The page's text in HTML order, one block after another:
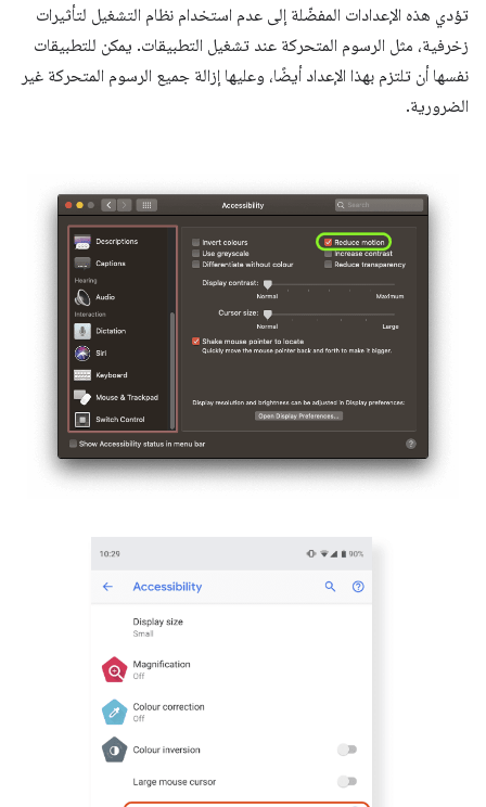
تؤدي هذه الإعدادات المفضّلة إلى عدم استخدام نظام التشغيل لتأثيرات
زخرفية، مثل الرسوم المتحركة عند تشغيل التطبيقات. يمكن للتطبيقات
نفسها أن تلتزم بهذا الإعداد أيضًا، وعليها إزالة جميع الرسوم المتحركة غير
الضرورية.